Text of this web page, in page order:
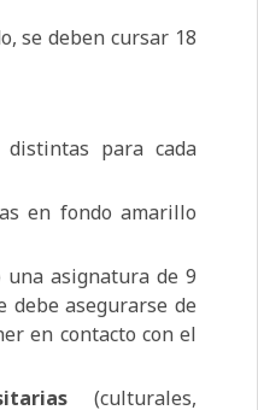
se deben cursar 18
distintas para cada
en fondo amarillo
una asignatura de 9
debe asegurarse de
en contacto con el
(culturales,